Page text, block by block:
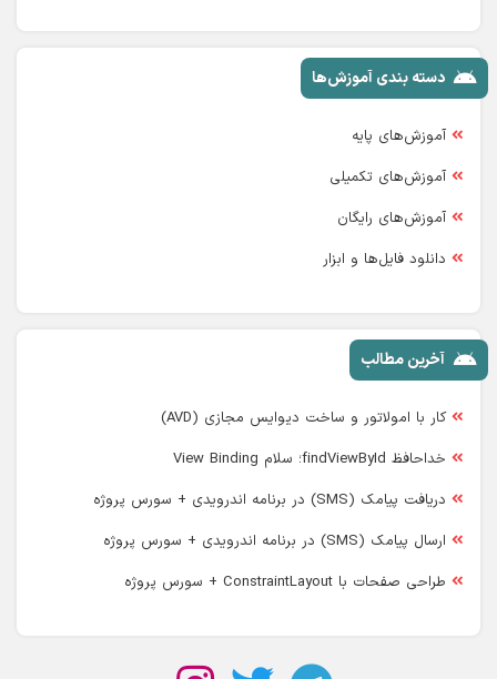
دسته بندی آموزش‌ها
آموزش‌های پایه
آموزش‌های تکمیلی
آموزش‌های رایگان
دانلود فایل‌ها و ابزار
آخرین مطالب
کار با امولاتور و ساخت دیوایس مجازی (AVD)
خداحافظ findViewById؛ سلام View Binding
دریافت پیامک (SMS) در برنامه اندرویدی + سورس پروژه
ارسال پیامک (SMS) در برنامه اندرویدی + سورس پروژه
طراحی صفحات با ConstraintLayout + سورس پروژه